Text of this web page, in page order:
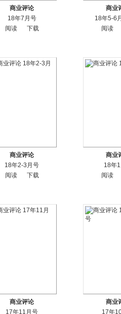
商业评论
18年7月号
阅读
下载
商业
18年5-6
阅读
商业评论
18年2-3月号
阅读
下载
商业
18年
阅读
商业评论
17年11月号
商业
17年